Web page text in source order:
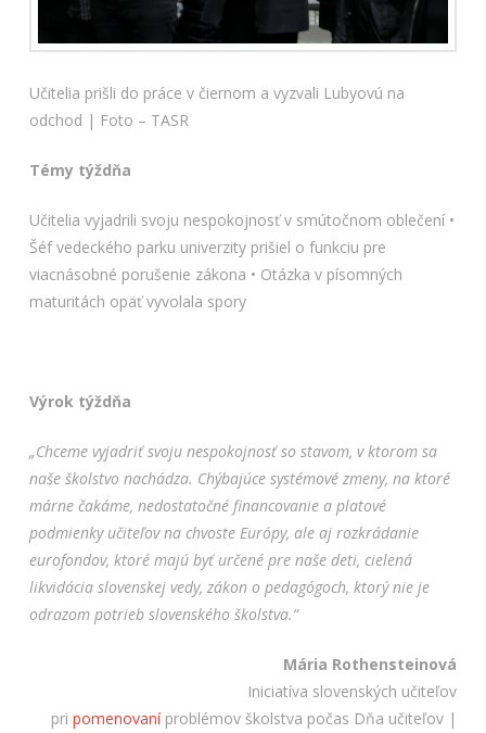
Učitelia prišli do práce v čiernom a vyzvali Lubyovú na
odchod | Foto – TASR
Témy týždňa
Učitelia vyjadrili svoju nespokojnosť v smútočnom oblečení •
Šéf vedeckého parku univerzity prišiel o funkciu pre
viacnásobné porušenie zákona • Otázka v písomných
maturitách opäť vyvolala spory
Výrok týždňa
„Chceme vyjadriť svoju nespokojnosť so stavom, v ktorom sa
naše školstvo nachádza. Chýbajúce systémové zmeny, na ktoré
márne čakáme, nedostatočné financovanie a platové
podmienky učiteľov na chvoste Európy, ale aj rozkrádanie
eurofondov, ktoré majú byť určené pre naše deti, cielená
likvidácia slovenskej vedy, zákon o pedagógoch, ktorý nie je
odrazom potrieb slovenského školstva.“
Mária Rothensteinová
Iniciatíva slovenských učiteľov
pripomenovaníproblémov školstva počas Dňa učiteľov |